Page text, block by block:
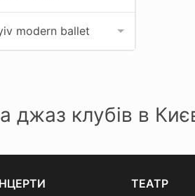
modern ballet
джаз клубів в
ТЕАТР